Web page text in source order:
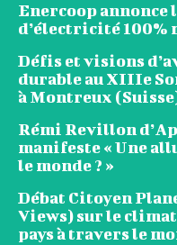
Enercoop annonce
d’électricité 100%
Défis et visions
durable au XIIIe
à Montreux
Rémi Revillon
manifeste « Une
le monde ? »
Débat Citoyen
Views) sur le
pays à travers le